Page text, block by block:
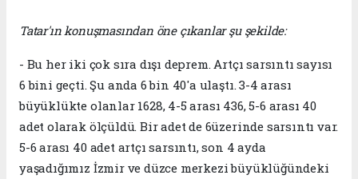
Tatar'ın konuşmasından öne çıkanlar şu şekilde:
- Bu her iki çok sıra dışı deprem. Artçı sarsıntı sayısı
6 bini geçti. Şu anda 6 bin 40'a ulaştı. 3-4 arası
büyüklükte olanlar 1628, 4-5 arası 436, 5-6 arası 40
adet olarak ölçüldü. Bir adet de 6üzerinde sarsıntı var.
5-6 arası 40 adet artçı sarsıntı, son 4 ayda
yaşadığımız İzmir ve düzce merkezi büyüklüğündeki